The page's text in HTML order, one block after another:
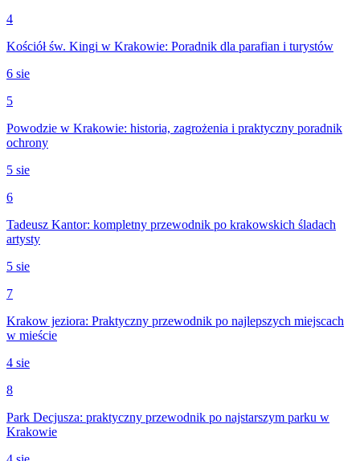
4
Kościół św. Kingi w Krakowie: Poradnik dla parafian i turystów
6 sie
5
Powodzie w Krakowie: historia, zagrożenia i praktyczny poradnik
ochrony
5 sie
6
Tadeusz Kantor: kompletny przewodnik po krakowskich śladach
artysty
5 sie
7
Krakow jeziora: Praktyczny przewodnik po najlepszych miejscach
w mieście
4 sie
8
Park Decjusza: praktyczny przewodnik po najstarszym parku w
Krakowie